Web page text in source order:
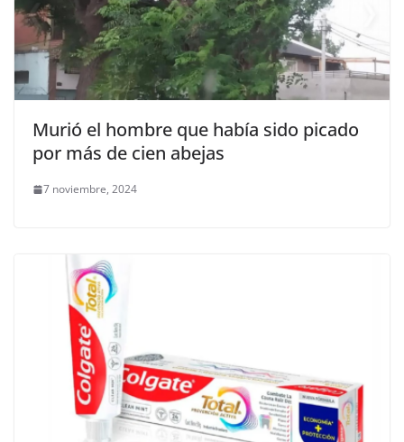
Murió el hombre que había sido picado
por más de cien abejas
7 noviembre, 2024